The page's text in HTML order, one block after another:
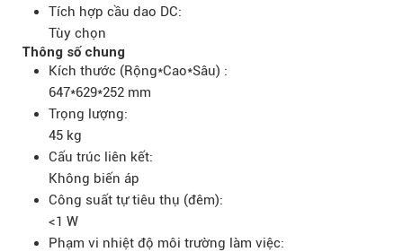
Tích hợp cầu dao DC:
Tùy chọn
Thông số chung
Kích thước (Rộng*Cao*Sâu) :
647*629*252 mm
Trọng lượng:
45 kg
Cấu trúc liên kết:
Không biến áp
Công suất tự tiêu thụ (đêm):
<1 W
Phạm vi nhiệt độ môi trường làm việc: